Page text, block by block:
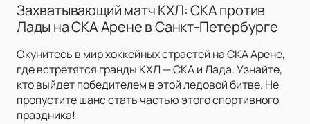
Захватывающий матч КХЛ: СКА против
Лады на СКА Арене в Санкт-Петербурге
Окунитесь в мир хоккейных страстей на СКА Арене,
где встретятся гранды КХЛ — СКА и Лада. Узнайте,
кто выйдет победителем в этой ледовой битве. Не
пропустите шанс стать частью этого спортивного
праздника!